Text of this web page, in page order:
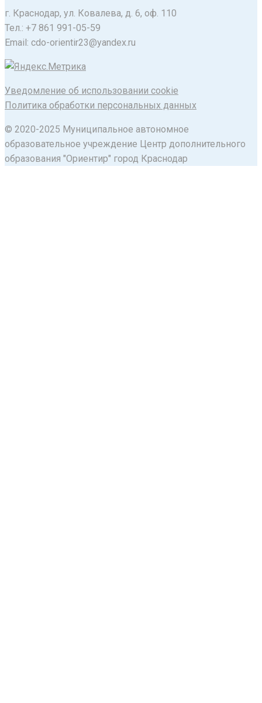
г. Краснодар, ул. Ковалева, д. 6, оф. 110
Тел.: +7 861 991-05-59
Email: cdo-orientir23@yandex.ru
Уведомление об использовании cookie
Политика обработки персональных данных
© 2020-2025 Муниципальное автономное
образовательное учреждение Центр дополнительного
образования "Ориентир" город Краснодар